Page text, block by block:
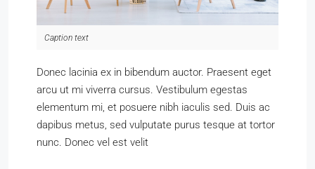
Caption text
Donec lacinia ex in bibendum auctor. Praesent eget
arcu ut mi viverra cursus. Vestibulum egestas
elementum mi, et posuere nibh iaculis sed. Duis ac
dapibus metus, sed vulputate purus tesque at tortor
nunc. Donec vel est velit